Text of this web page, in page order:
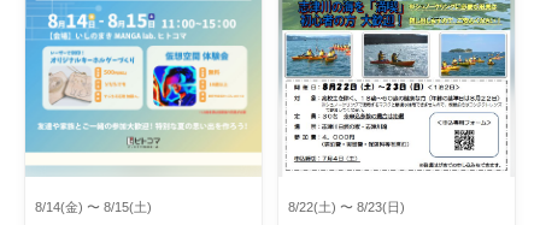
8/14(金) 〜 8/15(土) 8/22(土) 〜 8/23(日)